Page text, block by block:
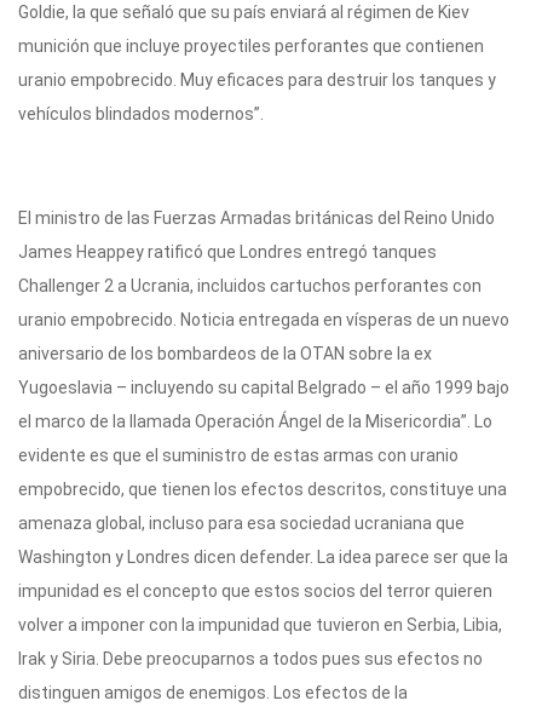
Goldie, la que señaló que su país enviará al régimen de Kiev
munición que incluye proyectiles perforantes que contienen
uranio empobrecido. Muy eficaces para destruir los tanques y
vehículos blindados modernos”.
El ministro de las Fuerzas Armadas británicas del Reino Unido
James Heappey ratificó que Londres entregó tanques
Challenger 2 a Ucrania, incluidos cartuchos perforantes con
uranio empobrecido. Noticia entregada en vísperas de un nuevo
aniversario de los bombardeos de la OTAN sobre la ex
Yugoeslavia – incluyendo su capital Belgrado – el año 1999 bajo
el marco de la llamada Operación Ángel de la Misericordia”. Lo
evidente es que el suministro de estas armas con uranio
empobrecido, que tienen los efectos descritos, constituye una
amenaza global, incluso para esa sociedad ucraniana que
Washington y Londres dicen defender. La idea parece ser que la
impunidad es el concepto que estos socios del terror quieren
volver a imponer con la impunidad que tuvieron en Serbia, Libia,
Irak y Siria. Debe preocuparnos a todos pues sus efectos no
distinguen amigos de enemigos. Los efectos de la